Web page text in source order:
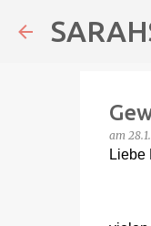
am
Liebe